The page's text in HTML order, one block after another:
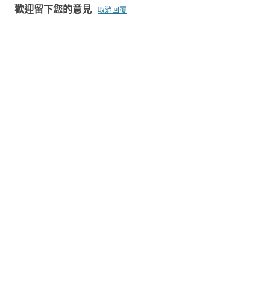
歡迎留下您的意見 取消回覆